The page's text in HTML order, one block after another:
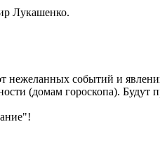
Лукашенко.
нежеланных событий и
(домам гороскопа).